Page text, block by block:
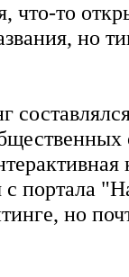
что-то
но
портала
но